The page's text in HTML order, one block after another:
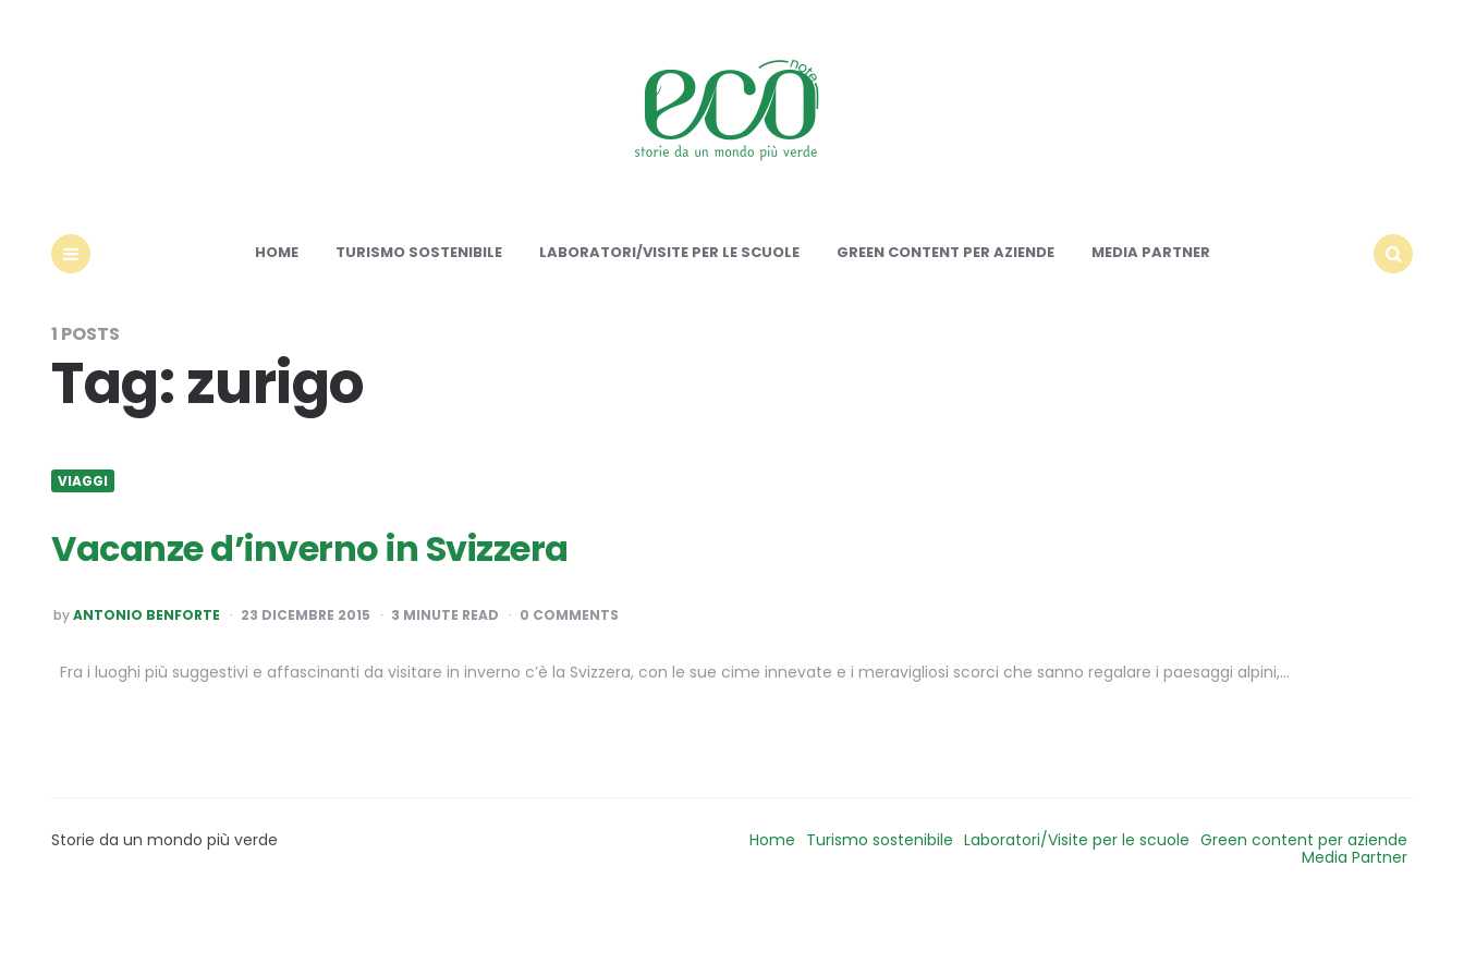
HOME TURISMO SOSTENIBILE LABORATORI/VISITE PER LE SCUOLE GREEN CONTENT PER AZIENDE
MEDIA PARTNER
1 POSTS
Tag:zurigo
VIAGGI
Vacanze d’inverno in Svizzera
POSTED
BY
byANTONIO BENFORTE 23 DICEMBRE 2015 3 MINUTE READ 0 COMMENTS
Fra i luoghi più suggestivi e affascinanti da visitare in inverno c’è la Svizzera, con le sue cime innevate e i meravigliosi scorci che sanno regalare i paesaggi alpini,…
Storie da un mondo più verde Home Turismo sostenibile Laboratori/Visite per le scuole Green content per aziende
Media Partner